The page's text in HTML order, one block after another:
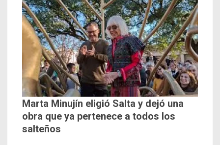
Marta Minujín eligió Salta y dejó una
obra que ya pertenece a todos los
salteños